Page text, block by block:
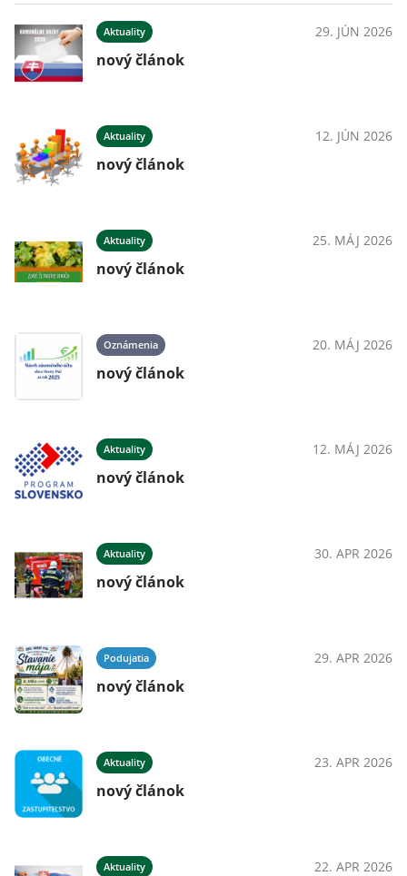
Aktuality 29. JÚN 2026
nový článok
Aktuality 12. JÚN 2026
nový článok
Aktuality 25. MÁJ 2026
nový článok
Oznámenia 20. MÁJ 2026
nový článok
Aktuality 12. MÁJ 2026
nový článok
Aktuality 30. APR 2026
nový článok
Podujatia 29. APR 2026
nový článok
Aktuality 23. APR 2026
nový článok
Aktuality 22. APR 2026